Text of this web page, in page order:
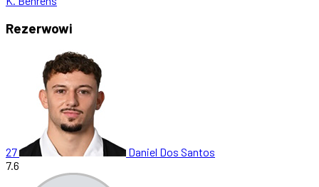
Rezerwowi
27
Daniel Dos Santos
7.6